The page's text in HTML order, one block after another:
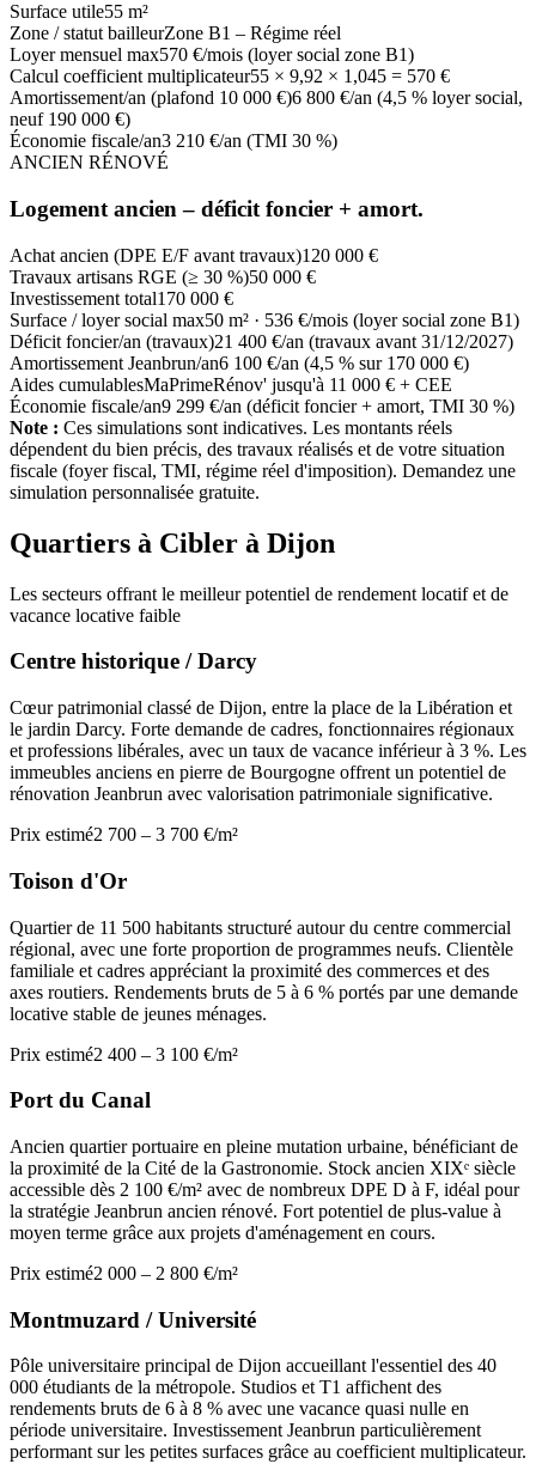
Surface utile55 m²
Zone / statut bailleurZone B1 – Régime réel
Loyer mensuel max570 €/mois (loyer social zone B1)
Calcul coefficient multiplicateur55 × 9,92 × 1,045 = 570 €
Amortissement/an (plafond 10 000 €)6 800 €/an (4,5 % loyer social,
neuf 190 000 €)
Économie fiscale/an3 210 €/an (TMI 30 %)
ANCIEN RÉNOVÉ
Logement ancien – déficit foncier + amort.
Achat ancien (DPE E/F avant travaux)120 000 €
Travaux artisans RGE (≥ 30 %)50 000 €
Investissement total170 000 €
Surface / loyer social max50 m² · 536 €/mois (loyer social zone B1)
Déficit foncier/an (travaux)21 400 €/an (travaux avant 31/12/2027)
Amortissement Jeanbrun/an6 100 €/an (4,5 % sur 170 000 €)
Aides cumulablesMaPrimeRénov' jusqu'à 11 000 € + CEE
Économie fiscale/an9 299 €/an (déficit foncier + amort, TMI 30 %)
Note : Ces simulations sont indicatives. Les montants réels
dépendent du bien précis, des travaux réalisés et de votre situation
fiscale (foyer fiscal, TMI, régime réel d'imposition). Demandez une
simulation personnalisée gratuite.
Quartiers à Cibler à Dijon
Les secteurs offrant le meilleur potentiel de rendement locatif et de
vacance locative faible
Centre historique / Darcy
Cœur patrimonial classé de Dijon, entre la place de la Libération et
le jardin Darcy. Forte demande de cadres, fonctionnaires régionaux
et professions libérales, avec un taux de vacance inférieur à 3 %. Les
immeubles anciens en pierre de Bourgogne offrent un potentiel de
rénovation Jeanbrun avec valorisation patrimoniale significative.
Prix estimé2 700 – 3 700 €/m²
Toison d'Or
Quartier de 11 500 habitants structuré autour du centre commercial
régional, avec une forte proportion de programmes neufs. Clientèle
familiale et cadres appréciant la proximité des commerces et des
axes routiers. Rendements bruts de 5 à 6 % portés par une demande
locative stable de jeunes ménages.
Prix estimé2 400 – 3 100 €/m²
Port du Canal
Ancien quartier portuaire en pleine mutation urbaine, bénéficiant de
la proximité de la Cité de la Gastronomie. Stock ancien XIXᵉ siècle
accessible dès 2 100 €/m² avec de nombreux DPE D à F, idéal pour
la stratégie Jeanbrun ancien rénové. Fort potentiel de plus-value à
moyen terme grâce aux projets d'aménagement en cours.
Prix estimé2 000 – 2 800 €/m²
Montmuzard / Université
Pôle universitaire principal de Dijon accueillant l'essentiel des 40
000 étudiants de la métropole. Studios et T1 affichent des
rendements bruts de 6 à 8 % avec une vacance quasi nulle en
période universitaire. Investissement Jeanbrun particulièrement
performant sur les petites surfaces grâce au coefficient multiplicateur.